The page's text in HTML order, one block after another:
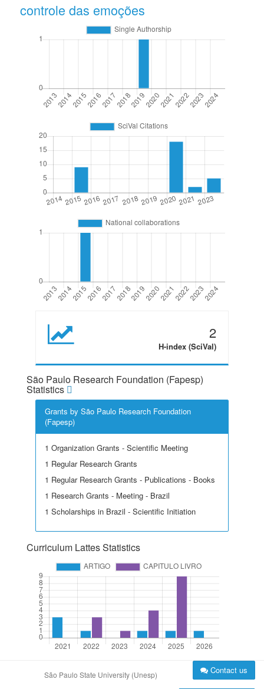
controle das emoções
2
H-index (SciVal)
São Paulo Research Foundation (Fapesp)
Statistics
Grants by São Paulo Research Foundation
(Fapesp)
1 Organization Grants - Scientific Meeting
1 Regular Research Grants
1 Regular Research Grants - Publications - Books
1 Research Grants - Meeting - Brazil
1 Scholarships in Brazil - Scientific Initiation
Curriculum Lattes Statistics
São Paulo State University (Unesp) Contact us